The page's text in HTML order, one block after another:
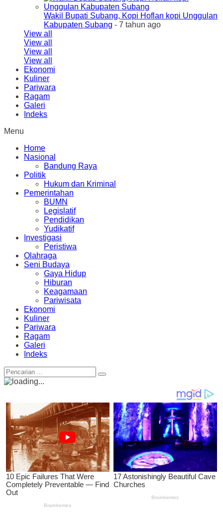
Wakil Bupati Subang, Kopi Hoflan kopi Unggulan
Kabupaten Subang - 7 tahun ago
View all
View all
View all
View all
Ekonomi
Kuliner
Pariwara
Ragam
Galeri
Indeks
Menu
Home
Nasional
Bandung Raya
Politik
Hukum dan Kriminal
Pemerintahan
BUMN
Legislatif
Pendidikan
Yudikatif
Investigasi
Peristiwa
Olahraga
Seni Budaya
Gaya Hidup
Hiburan
Keagamaan
Pariwisata
Ekonomi
Kuliner
Pariwara
Ragam
Galeri
Indeks